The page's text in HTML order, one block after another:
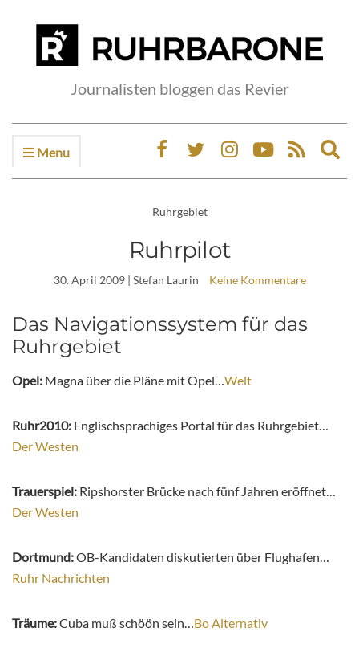
Journalisten bloggen das Revier
Menu
Ruhrgebiet
Ruhrpilot
30. April 2009| Stefan Laurin Keine Kommentare
Das Navigationssystem für das
Ruhrgebiet
Opel: Magna über die Pläne mit Opel…Welt
Ruhr2010: Englischsprachiges Portal für das Ruhrgebiet…
Der Westen
Trauerspiel: Ripshorster Brücke nach fünf Jahren eröffnet…
Der Westen
Dortmund:OB-Kandidaten diskutierten über Flughafen…
Ruhr Nachrichten
Träume:Cuba muß schöön sein…Bo Alternativ